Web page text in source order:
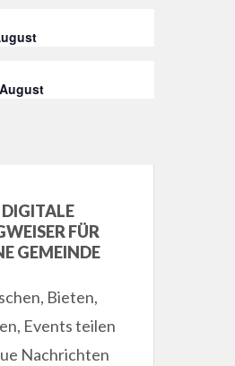
DIGITALE
FÜR
GEMEINDE
Bieten,
Events teilen
Nachrichten